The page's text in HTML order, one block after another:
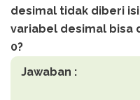
desimal tidak diberi
variabel desimal bisa
0?
Jawaban :